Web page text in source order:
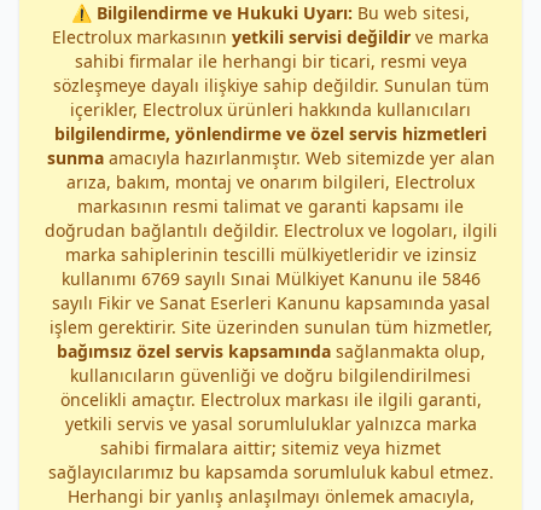
⚠️ Bilgilendirme ve Hukuki Uyarı: Bu web sitesi,
Electrolux markasının yetkili servisi değildir ve marka
sahibi firmalar ile herhangi bir ticari, resmi veya
sözleşmeye dayalı ilişkiye sahip değildir. Sunulan tüm
içerikler, Electrolux ürünleri hakkında kullanıcıları
bilgilendirme, yönlendirme ve özel servis hizmetleri
sunmaamacıyla hazırlanmıştır. Web sitemizde yer alan
arıza, bakım, montaj ve onarım bilgileri, Electrolux
markasının resmi talimat ve garanti kapsamı ile
doğrudan bağlantılı değildir. Electrolux ve logoları, ilgili
marka sahiplerinin tescilli mülkiyetleridir ve izinsiz
kullanımı 6769 sayılı Sınai Mülkiyet Kanunu ile 5846
sayılı Fikir ve Sanat Eserleri Kanunu kapsamında yasal
işlem gerektirir. Site üzerinden sunulan tüm hizmetler,
bağımsız özel servis kapsamındasağlanmakta olup,
kullanıcıların güvenliği ve doğru bilgilendirilmesi
öncelikli amaçtır. Electrolux markası ile ilgili garanti,
yetkili servis ve yasal sorumluluklar yalnızca marka
sahibi firmalara aittir; sitemiz veya hizmet
sağlayıcılarımız bu kapsamda sorumluluk kabul etmez.
Herhangi bir yanlış anlaşılmayı önlemek amacıyla,